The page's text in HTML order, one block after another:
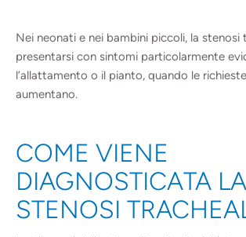
Nei neonati e nei bambini piccoli, la stenosi
presentarsi con sintomi particolarmente
l’allattamento o il pianto, quando le
aumentano.
COME VIENE
DIAGNOSTICATA LA
STENOSI